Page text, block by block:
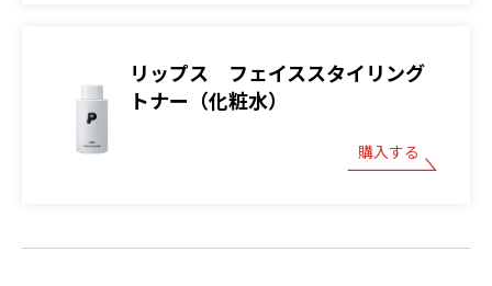
リップス フェイススタイリング
トナー（化粧水）
購入する